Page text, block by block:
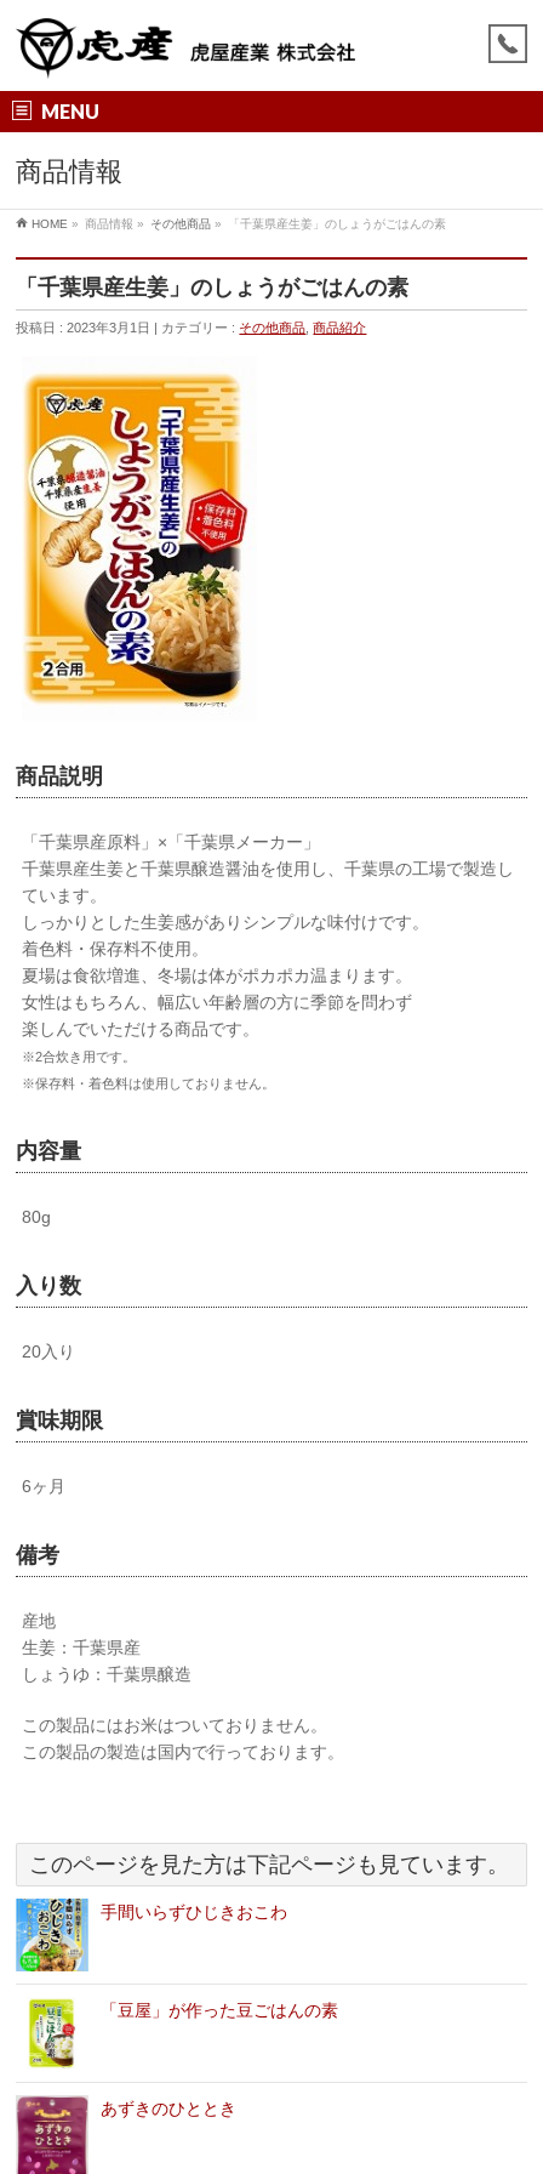
MENU
商品情報
HOME » 商品情報 » その他商品 » 「千葉県産生姜」のしょうがごはんの素
「千葉県産生姜」のしょうがごはんの素
投稿日 : 2023年3月1日 カテゴリー : その他商品 ,商品紹介
商品説明
「千葉県産原料」×「千葉県メーカー」
千葉県産生姜と千葉県醸造醤油を使用し、千葉県の工場で製造し
ています。
しっかりとした生姜感がありシンプルな味付けです。
着色料・保存料不使用。
夏場は食欲増進、冬場は体がポカポカ温まります。
女性はもちろん、幅広い年齢層の方に季節を問わず
楽しんでいただける商品です。
※2合炊き用です。
※保存料・着色料は使用しておりません。
内容量
80g
入り数
20入り
賞味期限
6ヶ月
備考
産地
生姜：千葉県産
しょうゆ：千葉県醸造
この製品にはお米はついておりません。
この製品の製造は国内で行っております。
このページを見た方は下記ページも見ています。
手間いらずひじきおこわ
「豆屋」が作った豆ごはんの素
あずきのひととき